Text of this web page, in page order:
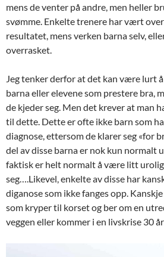
mens de venter på andre, men heller
svømme. Enkelte trenere har vært
resultatet, mens verken barna selv,
overrasket.
Jeg tenker derfor at det kan være lurt
barna eller elevene som prestere bra,
de kjeder seg. Men det krever at man
til dette. Dette er ofte ikke barn som
diagnose, ettersom de klarer seg «for
del av disse barna er nok kun normalt
faktisk er helt normalt å være litt
seg….Likevel, enkelte av disse har
diganose som ikke fanges opp.
som kryper til korset og ber om en
veggen eller kommer i en livskrise 30